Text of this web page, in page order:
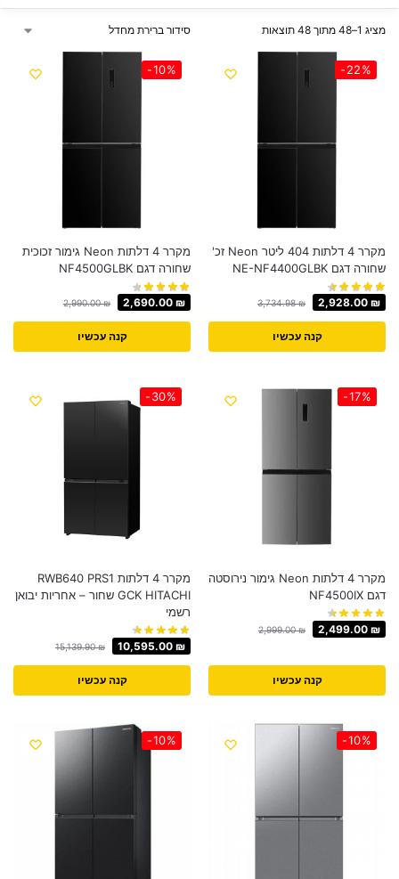
מציג 1–48 מתוך 48 תוצאות
-22%
מקרר 4 דלתות 404 ליטר Neon זכ'
שחורה דגם NE-NF4400GLBK
3,734.98₪ 2,928.00 ₪
קנה עכשיו
-10%
מקרר 4 דלתות Neon גימור זכוכית
שחורה דגם NF4500GLBK
2,990.00₪ 2,690.00 ₪
קנה עכשיו
-17%
מקרר 4 דלתות Neon גימור נירוסטה
דגם NF4500IX
2,999.00₪ 2,499.00 ₪
קנה עכשיו
-30%
מקרר 4 דלתות RWB640 PRS1
GCK HITACHI שחור – אחריות יבואן
רשמי
15,139.90₪ 10,595.00 ₪
קנה עכשיו
-10%
-10%